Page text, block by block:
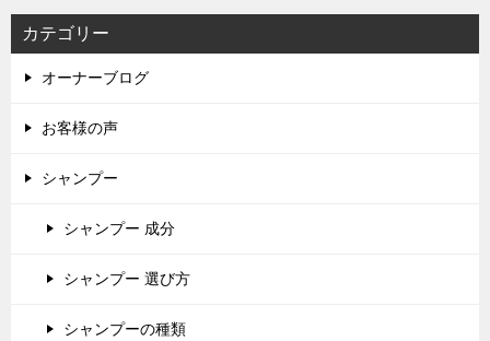
カテゴリー
オーナーブログ
お客様の声
シャンプー
シャンプー 成分
シャンプー 選び方
シャンプーの種類